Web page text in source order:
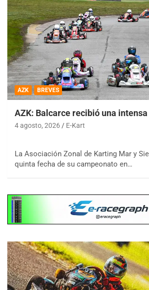
AZK BREVES
AZK: Balcarce recibió una
4 agosto, 2026 E-Kart
La Asociación Zonal de Karting Mar y
quinta fecha de su campeonato en…